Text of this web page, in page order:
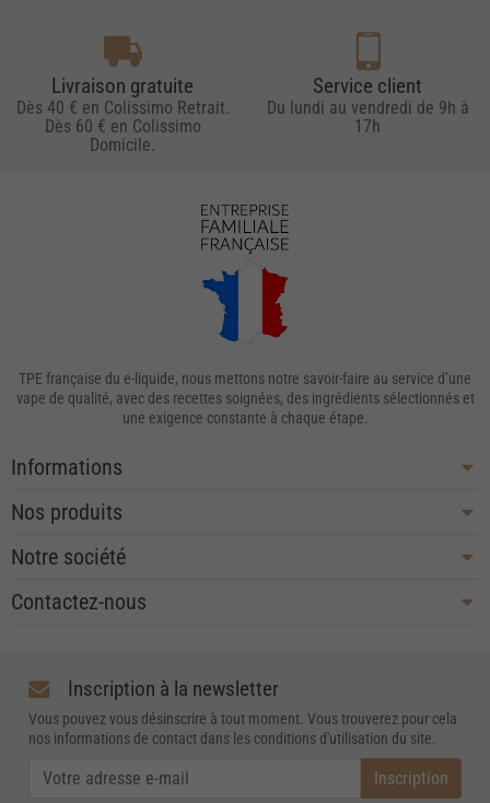
Livraison gratuite
Dès 40 € en Colissimo Retrait.
Dès 60 € en Colissimo
Domicile.
Service client
Du lundi au vendredi de 9h à
17h
TPE française du e-liquide, nous mettons notre savoir-faire au service d’une
vape de qualité, avec des recettes soignées, des ingrédients sélectionnés et
une exigence constante à chaque étape.
Informations
Nos produits
Notre société
Contactez-nous
Inscription à la newsletter
Vous pouvez vous désinscrire à tout moment. Vous trouverez pour cela
nos informations de contact dans les conditions d'utilisation du site.